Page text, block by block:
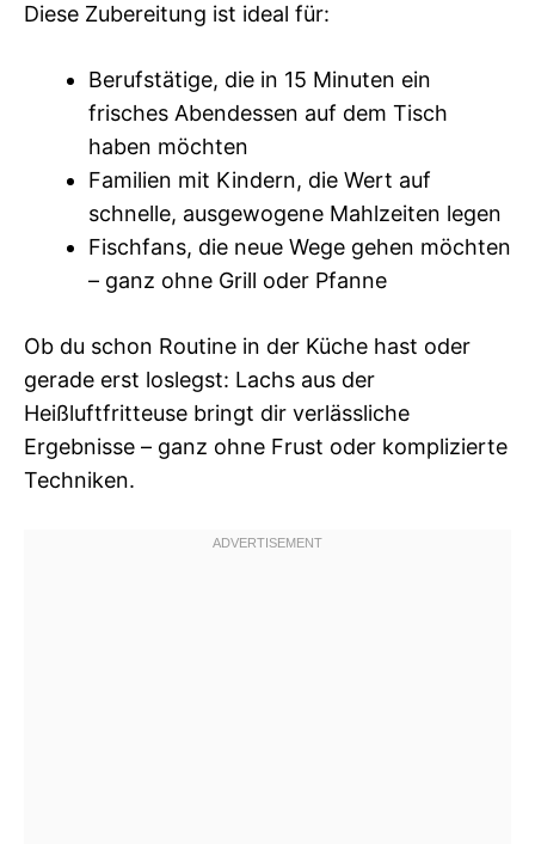
Diese Zubereitung ist ideal für:
Berufstätige, die in 15 Minuten ein
frisches Abendessen auf dem Tisch
haben möchten
Familien mit Kindern, die Wert auf
schnelle, ausgewogene Mahlzeiten legen
Fischfans, die neue Wege gehen möchten
– ganz ohne Grill oder Pfanne
Ob du schon Routine in der Küche hast oder
gerade erst loslegst: Lachs aus der
Heißluftfritteuse bringt dir verlässliche
Ergebnisse – ganz ohne Frust oder komplizierte
Techniken.